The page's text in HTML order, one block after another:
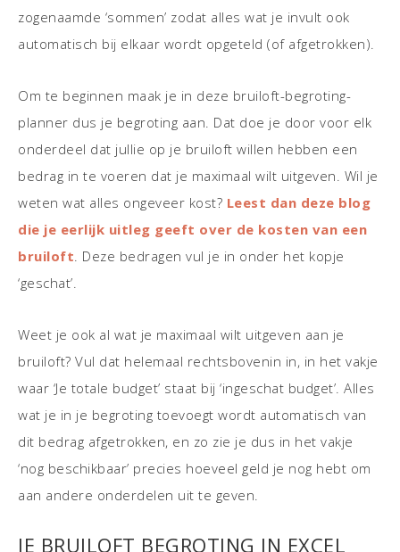
zogenaamde ‘sommen’ zodat alles wat je invult ook
automatisch bij elkaar wordt opgeteld (of afgetrokken).
Om te beginnen maak je in deze bruiloft-begroting-
planner dus je begroting aan. Dat doe je door voor elk
onderdeel dat jullie op je bruiloft willen hebben een
bedrag in te voeren dat je maximaal wilt uitgeven. Wil je
weten wat alles ongeveer kost? Leest dan deze blog
die je eerlijk uitleg geeft over de kosten van een
bruiloft. Deze bedragen vul je in onder het kopje
‘geschat’.
Weet je ook al wat je maximaal wilt uitgeven aan je
bruiloft? Vul dat helemaal rechtsbovenin in, in het vakje
waar ‘Je totale budget’ staat bij ‘ingeschat budget’. Alles
wat je in je begroting toevoegt wordt automatisch van
dit bedrag afgetrokken, en zo zie je dus in het vakje
‘nog beschikbaar’ precies hoeveel geld je nog hebt om
aan andere onderdelen uit te geven.
JE BRUILOFT BEGROTING IN EXCEL